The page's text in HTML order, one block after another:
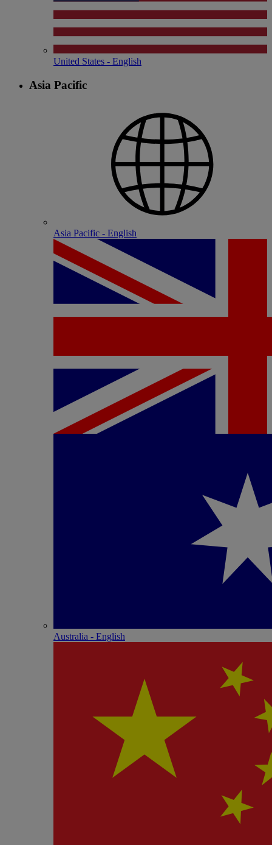
United States - English
Asia Pacific
Asia Pacific - English
Australia - English